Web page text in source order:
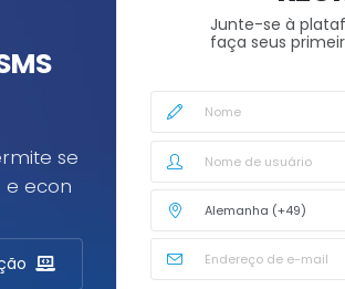
se
e econ
Junte-se à
faça seus